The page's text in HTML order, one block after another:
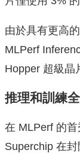
由於具有更高
MLPerf
Hopper 超級晶
推理和訓練
在 MLPerf 的
Superchip 在